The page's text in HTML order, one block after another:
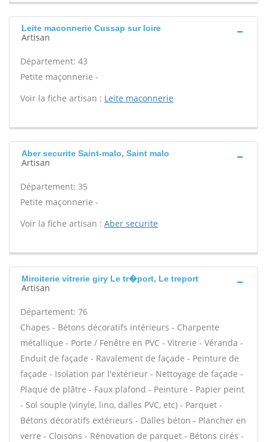
Leite maconnerie Cussap sur loire
Artisan
Département: 43
Petite maçonnerie -
Voir la fiche artisan : Leite maconnerie
Aber securite Saint-malo, Saint malo
Artisan
Département: 35
Petite maçonnerie -
Voir la fiche artisan : Aber securite
Miroiterie vitrerie giry Le tr�port, Le treport
Artisan
Département: 76
Chapes - Bétons décoratifs intérieurs - Charpente
métallique - Porte / Fenêtre en PVC - Vitrerie - Véranda -
Enduit de façade - Ravalement de façade - Peinture de
façade - Isolation par l'extérieur - Nettoyage de façade -
Plaque de plâtre - Faux plafond - Peinture - Papier peint
- Sol souple (vinyle, lino, dalles PVC, etc) - Parquet -
Bétons décoratifs extérieurs - Dalles béton - Plancher en
verre - Cloisons - Rénovation de parquet - Bétons cirés -